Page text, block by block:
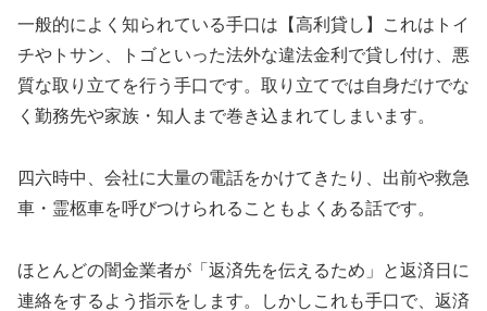
一般的によく知られている手口は【高利貸し】これはトイ
チやトサン、トゴといった法外な違法金利で貸し付け、悪
質な取り立てを行う手口です。取り立てでは自身だけでな
く勤務先や家族・知人まで巻き込まれてしまいます。
四六時中、会社に大量の電話をかけてきたり、出前や救急
車・霊柩車を呼びつけられることもよくある話です。
ほとんどの闇金業者が「返済先を伝えるため」と返済日に
連絡をするよう指示をします。しかしこれも手口で、返済